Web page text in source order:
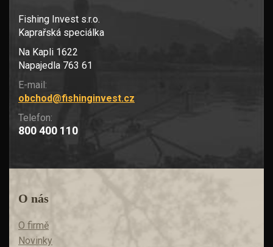
Fishing Invest s.r.o.
Kaprařská speciálka
Na Kapli 1622
Napajedla 763 61
E-mail:
obchod@fishinginvest.cz
Telefon:
800 400 110
O nás
O firmě
Novinky